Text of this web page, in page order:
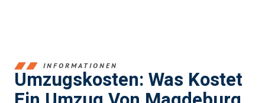
INFORMATIONEN
Umzugskosten: Was Kostet